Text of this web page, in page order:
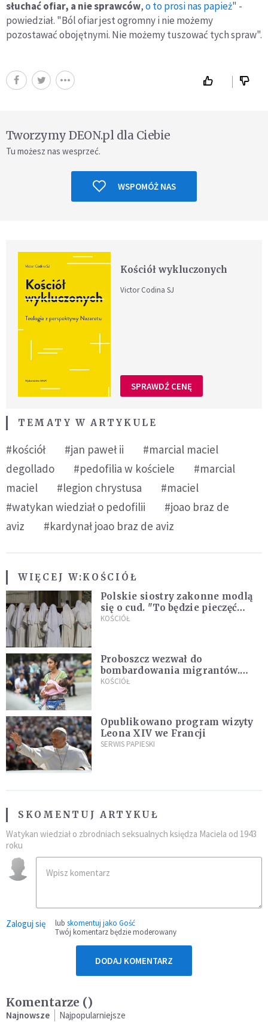
słuchać ofiar, a nie sprawców,o to prosi nas papież" -
powiedział. "Ból ofiar jest ogromny i nie możemy
pozostawać obojętnymi. Nie możemy tuszować tych spraw".
Tworzymy DEON.pl dla Ciebie
Tu możesz nas wesprzeć.
WSPOMÓŻ NAS
Kościół wykluczonych
Victor Codina SJ
SPRAWDŹ CENĘ
TEMATY W ARTYKULE
#kościół #jan paweł ii
#marcial maciel
degollado
#pedofilia w kościele
#marcial
maciel
#legion chrystusa
#maciel
#watykan wiedział o pedofilii
#joao braz de
aviz
#kardynał joao braz de aviz
WIĘCEJ W:KOŚCIÓŁ
Polskie siostry zakonne modlą
się o cud. "To będzie pieczęć
Pana Boga dla naszej wiary"
KOŚCIÓŁ
Proboszcz wezwał do
bombardowania migrantów.
"Masowy ogień przeciwko
KOŚCIÓŁ
Opublikowano program wizyty
Leona XIV we Francji
SERWIS PAPIESKI
SKOMENTUJ ARTYKUŁ
Watykan wiedział o zbrodniach seksualnych księdza Maciela od 1943
roku
Zaloguj się lub skomentuj jako Gość
Twój komentarz będzie moderowany
DODAJ KOMENTARZ
Komentarze ()
Najnowsze Najpopularniejsze